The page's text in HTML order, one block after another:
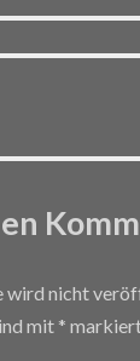
wird nicht
mit *